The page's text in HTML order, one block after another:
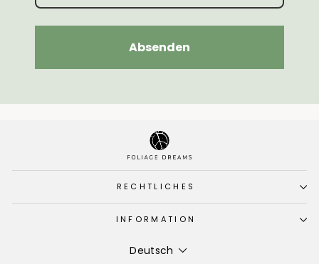
Absenden
RECHTLICHES
INFORMATION
Sprache
Deutsch